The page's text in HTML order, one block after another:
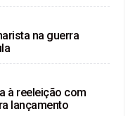
na guerra
à reeleição com
lançamento